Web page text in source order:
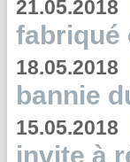
21.05.2018
fabriqué
18.05.2018
bannie
15.05.2018
invite à